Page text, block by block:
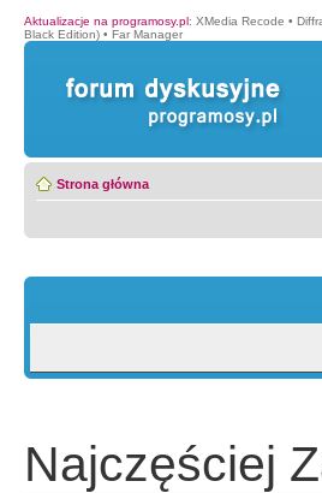
Aktualizacje na programosy.pl: XMedia Recode •
Black Edition) • Far Manager
Strona główna
Najczęściej